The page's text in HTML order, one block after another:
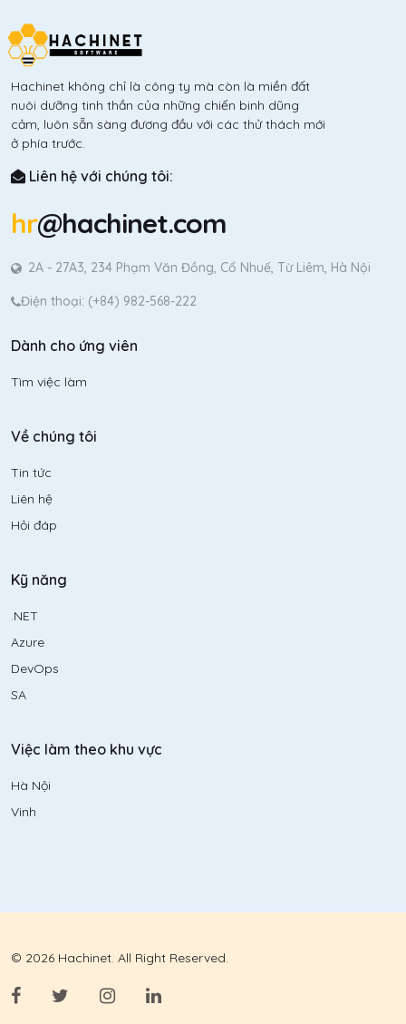
Hachinet không chỉ là công ty mà còn là miền đất
nuôi dưỡng tinh thần của những chiến binh dũng
cảm, luôn sẵn sàng đương đầu với các thử thách mới
ở phía trước.
Liên hệ với chúng tôi:
hr@hachinet.com
2A - 27A3, 234 Phạm Văn Đồng, Cổ Nhuế, Từ Liêm, Hà Nội
Điện thoại: (+84) 982-568-222
Dành cho ứng viên
Tìm việc làm
Về chúng tôi
Tin tức
Liên hệ
Hỏi đáp
Kỹ năng
.NET
Azure
DevOps
SA
Việc làm theo khu vực
Hà Nội
Vinh
© 2026 Hachinet. All Right Reserved.